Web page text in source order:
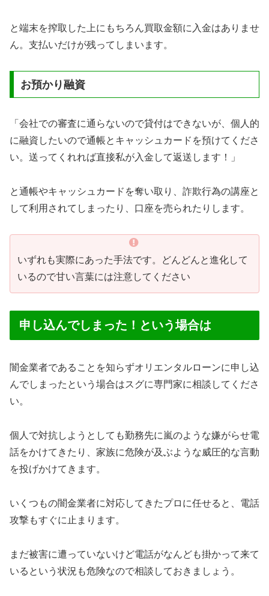
と端末を搾取した上にもちろん買取金額に入金はありませ
ん。支払いだけが残ってしまいます。
お預かり融資
「会社での審査に通らないので貸付はできないが、個人的
に融資したいので通帳とキャッシュカードを預けてくださ
い。送ってくれれば直接私が入金して返送します！」
と通帳やキャッシュカードを奪い取り、詐欺行為の講座と
して利用されてしまったり、口座を売られたりします。
いずれも実際にあった手法です。どんどんと進化して
いるので甘い言葉には注意してください
申し込んでしまった！という場合は
闇金業者であることを知らずオリエンタルローンに申し込
んでしまったという場合はスグに専門家に相談してくださ
い。
個人で対抗しようとしても勤務先に嵐のような嫌がらせ電
話をかけてきたり、家族に危険が及ぶような威圧的な言動
を投げかけてきます。
いくつもの闇金業者に対応してきたプロに任せると、電話
攻撃もすぐに止まります。
まだ被害に遭っていないけど電話がなんども掛かって来て
いるという状況も危険なので相談しておきましょう。